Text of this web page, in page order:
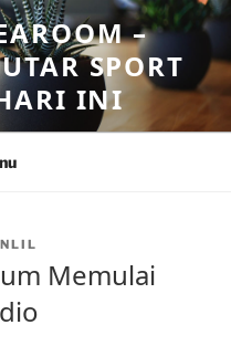
–
SPORT
INI
Memulai